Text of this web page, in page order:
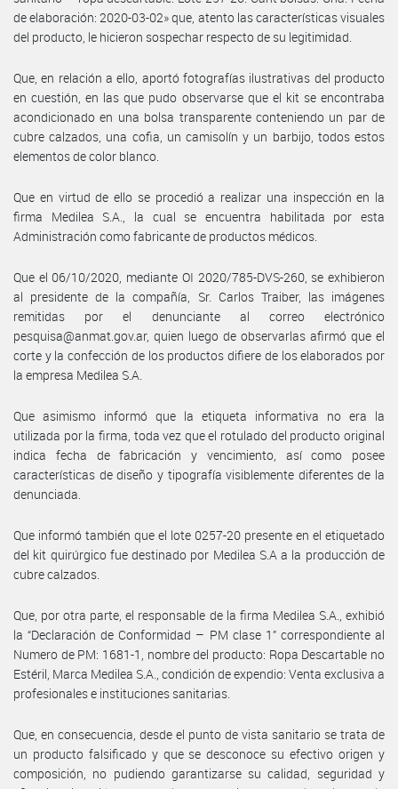
de elaboración: 2020-03-02» que, atento las características visuales
del producto, le hicieron sospechar respecto de su legitimidad.
Que, en relación a ello, aportó fotografías ilustrativas del producto
en cuestión, en las que pudo observarse que el kit se encontraba
acondicionado en una bolsa transparente conteniendo un par de
cubre calzados, una cofia, un camisolín y un barbijo, todos estos
elementos de color blanco.
Que en virtud de ello se procedió a realizar una inspección en la
firma Medilea S.A., la cual se encuentra habilitada por esta
Administración como fabricante de productos médicos.
Que el 06/10/2020, mediante OI 2020/785-DVS-260, se exhibieron
al presidente de la compañía, Sr. Carlos Traiber, las imágenes
remitidas por el denunciante al correo electrónico
pesquisa@anmat.gov.ar, quien luego de observarlas afirmó que el
corte y la confección de los productos difiere de los elaborados por
la empresa Medilea S.A.
Que asimismo informó que la etiqueta informativa no era la
utilizada por la firma, toda vez que el rotulado del producto original
indica fecha de fabricación y vencimiento, así como posee
características de diseño y tipografía visiblemente diferentes de la
denunciada.
Que informó también que el lote 0257-20 presente en el etiquetado
del kit quirúrgico fue destinado por Medilea S.A a la producción de
cubre calzados.
Que, por otra parte, el responsable de la firma Medilea S.A., exhibió
la “Declaración de Conformidad – PM clase 1” correspondiente al
Numero de PM: 1681-1, nombre del producto: Ropa Descartable no
Estéril, Marca Medilea S.A., condición de expendio: Venta exclusiva a
profesionales e instituciones sanitarias.
Que, en consecuencia, desde el punto de vista sanitario se trata de
un producto falsificado y que se desconoce su efectivo origen y
composición, no pudiendo garantizarse su calidad, seguridad y